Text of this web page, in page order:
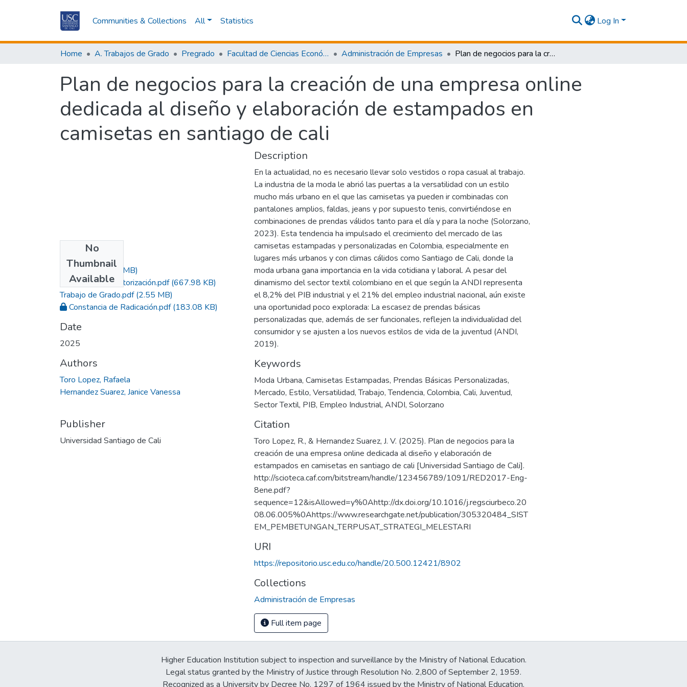
Communities & Collections All Statistics Log In
Home A. Trabajos de Grado Pregrado Facultad de Ciencias Económicas y Empresariales Administración de Empresas Plan de negocios para la creación de una empresa online dedicada al diseño y elaboración de estampados en camisetas en santiago de cali
Plan de negocios para la creación de una empresa online
dedicada al diseño y elaboración de estampados en
camisetas en santiago de cali
No
Thumbnail
Available
Acta.pdf(1.24 MB)
Formato de Autorización.pdf(667.98 KB)
Trabajo de Grado.pdf(2.55 MB)
Constancia de Radicación.pdf(183.08 KB)
Date
2025
Authors
Toro Lopez, Rafaela
Hernandez Suarez, Janice Vanessa
Publisher
Universidad Santiago de Cali
Description
En la actualidad, no es necesario llevar solo vestidos o ropa casual al trabajo.
La industria de la moda le abrió las puertas a la versatilidad con un estilo
mucho más urbano en el que las camisetas ya pueden ir combinadas con
pantalones amplios, faldas, jeans y por supuesto tenis, convirtiéndose en
combinaciones de prendas válidos tanto para el día y para la noche (Solorzano,
2023). Esta tendencia ha impulsado el crecimiento del mercado de las
camisetas estampadas y personalizadas en Colombia, especialmente en
lugares más urbanos y con climas cálidos como Santiago de Cali, donde la
moda urbana gana importancia en la vida cotidiana y laboral. A pesar del
dinamismo del sector textil colombiano en el que según la ANDI representa
el 8,2% del PIB industrial y el 21% del empleo industrial nacional, aún existe
una oportunidad poco explorada: La escasez de prendas básicas
personalizadas que, además de ser funcionales, reflejen la individualidad del
consumidor y se ajusten a los nuevos estilos de vida de la juventud (ANDI,
2019).
Keywords
Moda Urbana, Camisetas Estampadas, Prendas Básicas Personalizadas,
Mercado, Estilo, Versatilidad,Trabajo,Tendencia, Colombia, Cali, Juventud,
Sector Textil, PIB, Empleo Industrial, ANDI, Solorzano
Citation
Toro Lopez, R., & Hernandez Suarez, J. V. (2025). Plan de negocios para la
creación de una empresa online dedicada al diseño y elaboración de
estampados en camisetas en santiago de cali [Universidad Santiago de Cali].
http://scioteca.caf.com/bitstream/handle/123456789/1091/RED2017-Eng-
8ene.pdf?
sequence=12&isAllowed=y%0Ahttp://dx.doi.org/10.1016/j.regsciurbeco.20
08.06.005%0Ahttps://www.researchgate.net/publication/305320484_SIST
EM_PEMBETUNGAN_TERPUSAT_STRATEGI_MELESTARI
URI
https://repositorio.usc.edu.co/handle/20.500.12421/8902
Collections
Administración de Empresas
Full item page
Higher Education Institution subject to inspection and surveillance by the Ministry of National Education.
Legal status granted by the Ministry of Justice through Resolution No. 2,800 of September 2, 1959.
Recognized as a University by Decree No. 1297 of 1964 issued by the Ministry of National Education.